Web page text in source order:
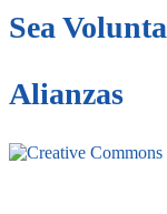
Sea
Alianzas